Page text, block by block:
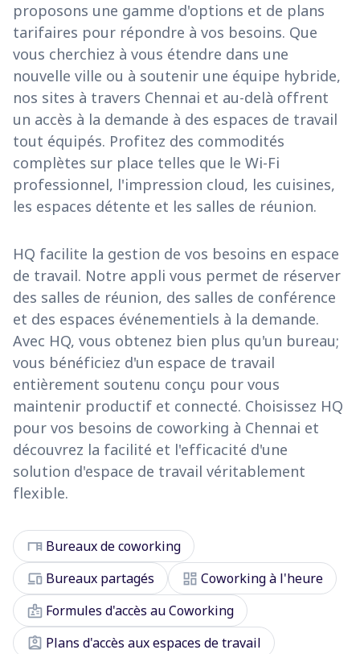
proposons une gamme d'options et de plans
tarifaires pour répondre à vos besoins. Que
vous cherchiez à vous étendre dans une
nouvelle ville ou à soutenir une équipe hybride,
nos sites à travers Chennai et au-delà offrent
un accès à la demande à des espaces de travail
tout équipés. Profitez des commodités
complètes sur place telles que le Wi-Fi
professionnel, l'impression cloud, les cuisines,
les espaces détente et les salles de réunion.
HQ facilite la gestion de vos besoins en espace
de travail. Notre appli vous permet de réserver
des salles de réunion, des salles de conférence
et des espaces événementiels à la demande.
Avec HQ, vous obtenez bien plus qu'un bureau;
vous bénéficiez d'un espace de travail
entièrement soutenu conçu pour vous
maintenir productif et connecté. Choisissez HQ
pour vos besoins de coworking à Chennai et
découvrez la facilité et l'efficacité d'une
solution d'espace de travail véritablement
flexible.
desk Bureaux de coworking
devices Bureaux partagés dashboard Coworking à l'heure
badge Formules d'accès au Coworking
assignment_ind Plans d'accès aux espaces de travail